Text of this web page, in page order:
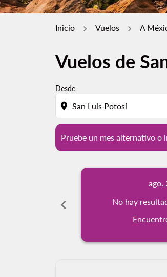
Inicio Vuelos A
Vuelos de
Desde
location_on
Pruebe un mes alternativo o
Pruebe un mes alternativo
chevron_left
ago.
No hay